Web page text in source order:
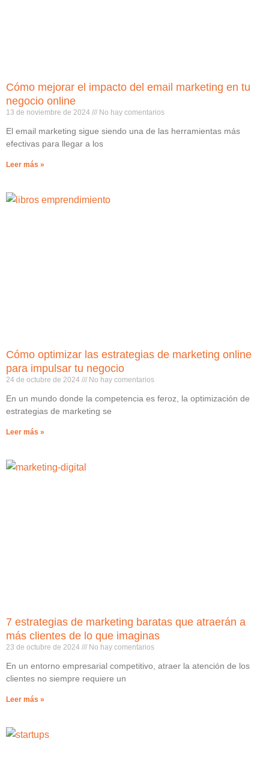
Cómo mejorar el impacto del email marketing en tu
negocio online
13 de noviembre de 2024 No hay comentarios
El email marketing sigue siendo una de las herramientas más
efectivas para llegar a los
Leer más »
Cómo optimizar las estrategias de marketing online
para impulsar tu negocio
24 de octubre de 2024 No hay comentarios
En un mundo donde la competencia es feroz, la optimización de
estrategias de marketing se
Leer más »
7 estrategias de marketing baratas que atraerán a
más clientes de lo que imaginas
23 de octubre de 2024 No hay comentarios
En un entorno empresarial competitivo, atraer la atención de los
clientes no siempre requiere un
Leer más »